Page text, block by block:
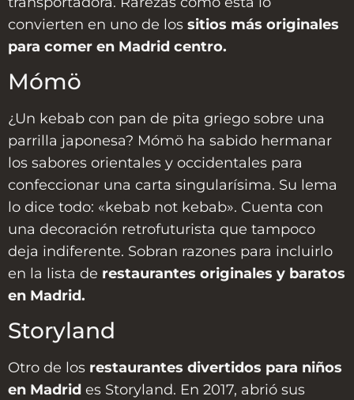
convierten en uno de los sitios más originales
para comer en Madrid centro.
Mómö
¿Un kebab con pan de pita griego sobre una
parrilla japonesa? Mómö ha sabido hermanar
los sabores orientales y occidentales para
confeccionar una carta singularísima. Su lema
lo dice todo: «kebab not kebab». Cuenta con
una decoración retrofuturista que tampoco
deja indiferente. Sobran razones para incluirlo
en la lista de restaurantes originales y baratos
en Madrid.
Storyland
Otro de los restaurantes divertidos para niños
en Madrid es Storyland. En 2017, abrió sus